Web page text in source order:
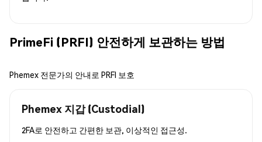
PrimeFi (PRFI) 안전하게 보관하는 방법
Phemex 전문가의 안내로 PRFI 보호
Phemex 지갑 (Custodial)
2FA로 안전하고 간편한 보관, 이상적인 접근성.